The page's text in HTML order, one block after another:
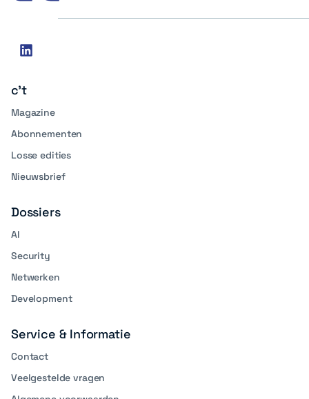
Social
linkedin
c't
Magazine
Abonnementen
Losse edities
Nieuwsbrief
Dossiers
AI
Security
Netwerken
Development
Service & Informatie
Contact
Veelgestelde vragen